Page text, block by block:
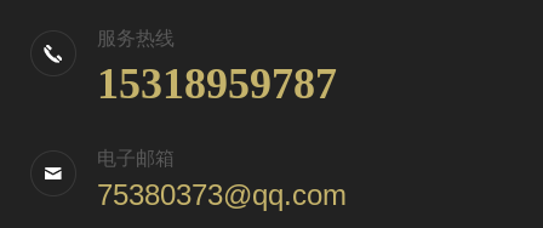
服务热线
15318959787
电子邮箱
75380373@qq.com